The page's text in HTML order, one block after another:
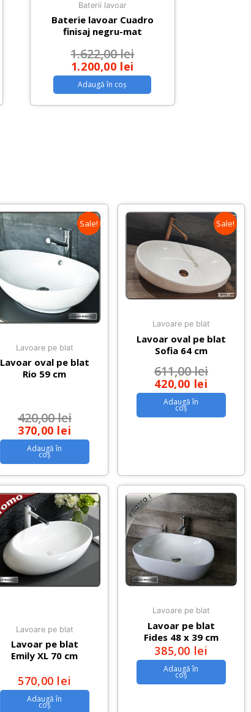
Baterii lavoar
Baterie lavoar Cuadro
finisaj negru-mat
1.622,00lei
1.200,00 lei
Adaugă în coș
Sale!
Lavoare pe blat
Lavoar oval pe blat
Rio 59 cm
420,00lei
370,00 lei
Adaugă în
coș
Sale!
Lavoare pe blat
Lavoar oval pe blat
Sofia 64 cm
611,00lei
420,00 lei
Adaugă în
coș
Lavoare pe blat
Lavoar pe blat
Emily XL 70 cm
570,00 lei
Adaugă în
coș
Lavoare pe blat
Lavoar pe blat
Fides 48 x 39 cm
385,00 lei
Adaugă în
coș